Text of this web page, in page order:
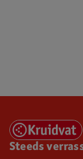
Steeds